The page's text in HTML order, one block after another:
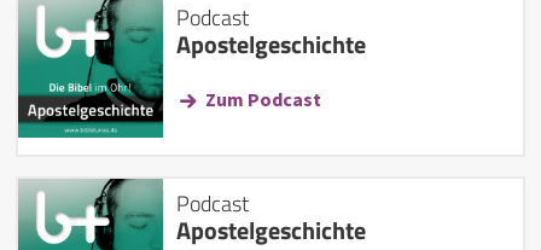
Podcast
Apostelgeschichte
Zum Podcast
Podcast
Apostelgeschichte